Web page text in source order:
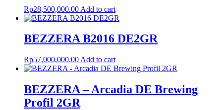
Rp28,500,000.00 Add to cart
BEZZERA B2016 DE2GR
Rp57,000,000.00 Add to cart
BEZZERA – Arcadia DE Brewing
Profil 2GR